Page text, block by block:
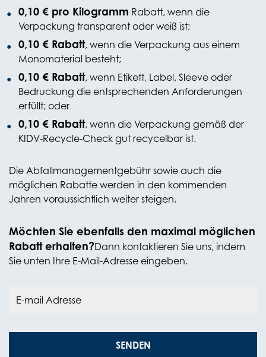
0,10 € pro Kilogramm Rabatt, wenn die
Verpackung transparent oder weiß ist;
0,10 € Rabatt, wenn die Verpackung aus einem
Monomaterial besteht;
0,10 € Rabatt, wenn Etikett, Label, Sleeve oder
Bedruckung die entsprechenden Anforderungen
erfüllt; oder
0,10 € Rabatt, wenn die Verpackung gemäß der
KIDV-Recycle-Check gut recycelbar ist.
Die Abfallmanagementgebühr sowie auch die
möglichen Rabatte werden in den kommenden
Jahren voraussichtlich weiter steigen.
Möchten Sie ebenfalls den maximal möglichen
Rabatt erhalten?Dann kontaktieren Sie uns, indem
Sie unten Ihre E-Mail-Adresse eingeben.
E-mail Adresse
SENDEN